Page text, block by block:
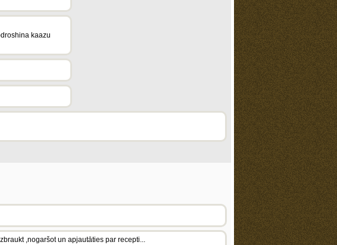
kaazu
,nogaršot un apjautāties par recepti...